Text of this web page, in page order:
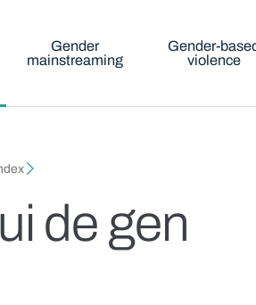
Gender
mainstreaming
Gender-
violence
de gen